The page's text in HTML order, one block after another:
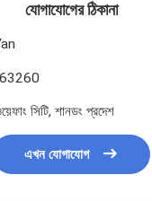
যোগাযোগের ঠিকানা
সিটি, শানডং প্রদেশ
এখন যোগাযোগ